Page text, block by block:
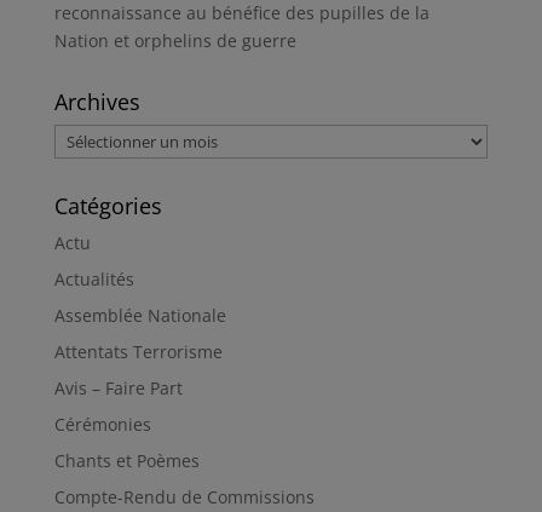
reconnaissance au bénéfice des pupilles de la
Nation et orphelins de guerre
Archives
Archives
Catégories
Actu
Actualités
Assemblée Nationale
Attentats Terrorisme
Avis – Faire Part
Cérémonies
Chants et Poèmes
Compte-Rendu de Commissions